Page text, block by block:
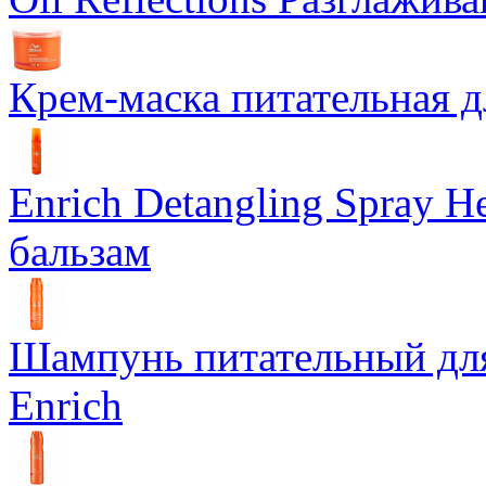
Крем-маска питательная
Enrich Detangling Spray
бальзам
Шампунь питательный
Enrich